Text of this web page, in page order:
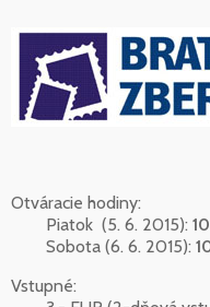
Otváracie hodiny:
Piatok (5. 6. 2015):
Sobota (6. 6. 2015):
Vstupné: